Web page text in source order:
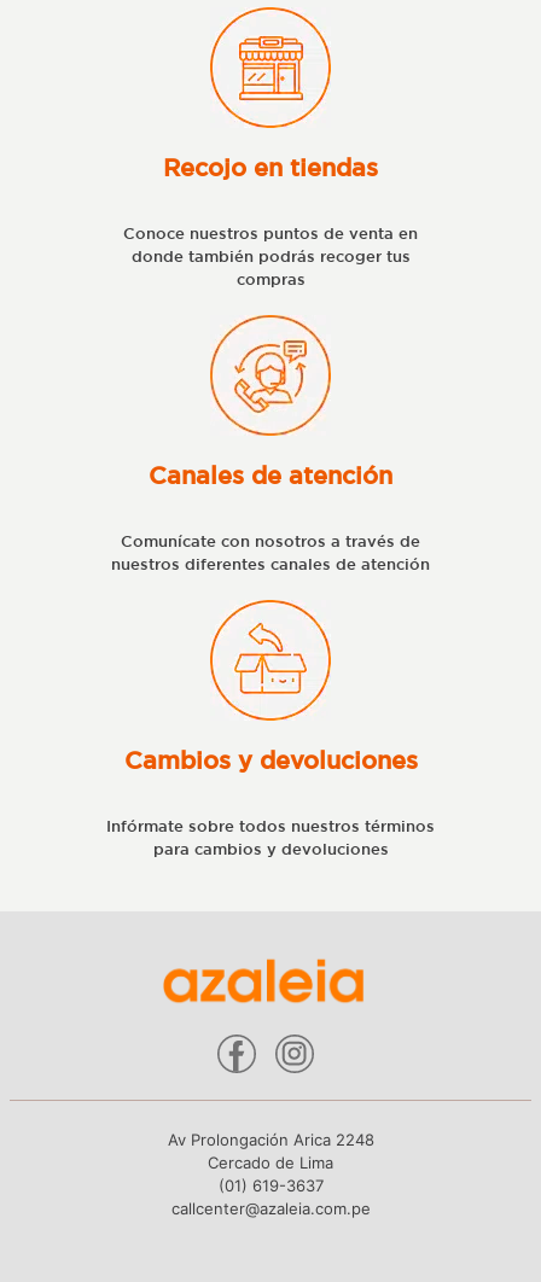
Recojo en tiendas
Conoce nuestros puntos de venta en
donde también podrás recoger tus
compras
Canales de atención
Comunícate con nosotros a través de
nuestros diferentes canales de atención
Cambios y devoluciones
Infórmate sobre todos nuestros términos
para cambios y devoluciones
Av Prolongación Arica 2248
Cercado de Lima
(01) 619-3637
callcenter@azaleia.com.pe